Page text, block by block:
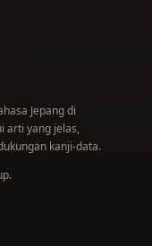
Jepang di
arti yang jelas,
kanji-data.